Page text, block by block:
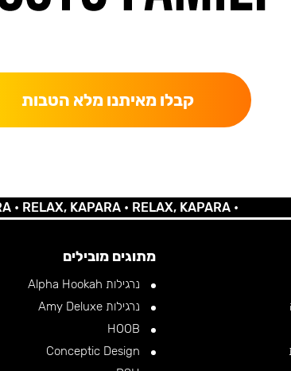
קבלו מאיתנו מלא הטבות
KAPARA •RELAX, KAPARA •
מתוגים מובילים
נרגילות Alpha Hookah
נרגילות Amy Deluxe